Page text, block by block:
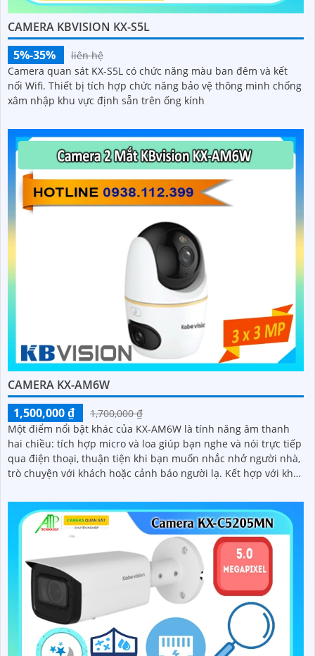
CAMERA KBVISION KX-S5L
5%-35%
liên hệ
Camera quan sát KX-S5L có chức năng màu ban đêm và kết
nối Wifi. Thiết bị tích hợp chức năng bảo vệ thông minh chống
xâm nhập khu vực định sẵn trên ống kính
CAMERA KX-AM6W
1,500,000 ₫
1,700,000 ₫
Một điểm nổi bật khác của KX‑AM6W là tính năng âm thanh
hai chiều: tích hợp micro và loa giúp bạn nghe và nói trực tiếp
qua điện thoại, thuận tiện khi bạn muốn nhắc nhở người nhà,
trò chuyện với khách hoặc cảnh báo người lạ. Kết hợp với khả
giải pháp giám sát thông minh, gọn nhẹ mà vô cùng hiệu quả